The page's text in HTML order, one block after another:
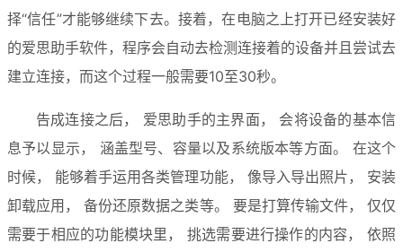
择“信任”才能够继续下去。接着，在电脑之上打开已经安装好
的爱思助手软件，程序会自动去检测连接着的设备并且尝试去
建立连接，而这个过程一般需要10至30秒。
告成连接之后， 爱思助手的主界面， 会将设备的基本信
息予以显示， 涵盖型号、容量以及系统版本等方面。 在这个
时候， 能够着手运用各类管理功能， 像导入导出照片， 安装
卸载应用， 备份还原数据之类等。 要是打算传输文件， 仅仅
需要于相应的功能模块里， 挑选需要进行操作的内容， 依照